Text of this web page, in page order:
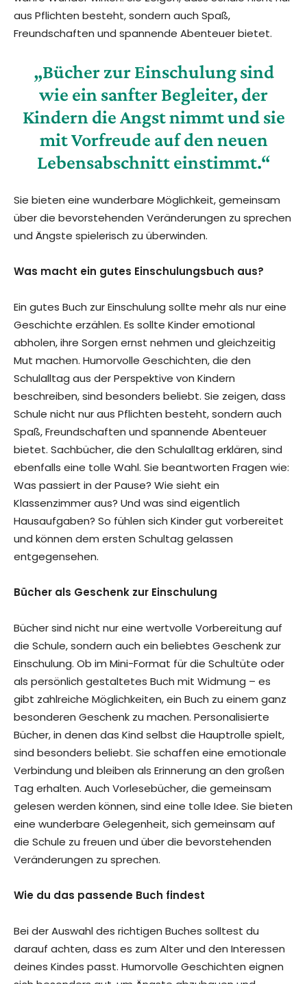
aus Pflichten besteht, sondern auch Spaß,
Freundschaften und spannende Abenteuer bietet.
„Bücher zur Einschulung sind
wie ein sanfter Begleiter, der
Kindern die Angst nimmt und sie
mit Vorfreude auf den neuen
Lebensabschnitt einstimmt.“
Sie bieten eine wunderbare Möglichkeit, gemeinsam
über die bevorstehenden Veränderungen zu sprechen
und Ängste spielerisch zu überwinden.
Was macht ein gutes Einschulungsbuch aus?
Ein gutes Buch zur Einschulung sollte mehr als nur eine
Geschichte erzählen. Es sollte Kinder emotional
abholen, ihre Sorgen ernst nehmen und gleichzeitig
Mut machen. Humorvolle Geschichten, die den
Schulalltag aus der Perspektive von Kindern
beschreiben, sind besonders beliebt. Sie zeigen, dass
Schule nicht nur aus Pflichten besteht, sondern auch
Spaß, Freundschaften und spannende Abenteuer
bietet. Sachbücher, die den Schulalltag erklären, sind
ebenfalls eine tolle Wahl. Sie beantworten Fragen wie:
Was passiert in der Pause? Wie sieht ein
Klassenzimmer aus? Und was sind eigentlich
Hausaufgaben? So fühlen sich Kinder gut vorbereitet
und können dem ersten Schultag gelassen
entgegensehen.
Bücher als Geschenk zur Einschulung
Bücher sind nicht nur eine wertvolle Vorbereitung auf
die Schule, sondern auch ein beliebtes Geschenk zur
Einschulung. Ob im Mini-Format für die Schultüte oder
als persönlich gestaltetes Buch mit Widmung – es
gibt zahlreiche Möglichkeiten, ein Buch zu einem ganz
besonderen Geschenk zu machen. Personalisierte
Bücher, in denen das Kind selbst die Hauptrolle spielt,
sind besonders beliebt. Sie schaffen eine emotionale
Verbindung und bleiben als Erinnerung an den großen
Tag erhalten. Auch Vorlesebücher, die gemeinsam
gelesen werden können, sind eine tolle Idee. Sie bieten
eine wunderbare Gelegenheit, sich gemeinsam auf
die Schule zu freuen und über die bevorstehenden
Veränderungen zu sprechen.
Wie du das passende Buch findest
Bei der Auswahl des richtigen Buches solltest du
darauf achten, dass es zum Alter und den Interessen
deines Kindes passt. Humorvolle Geschichten eignen